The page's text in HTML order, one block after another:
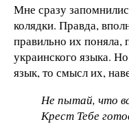
Мне сразу
колядки. Правда,
правильно их поняла,
украинского языка.
язык, то смысл их,
Не пытай, что
Крест Тебе